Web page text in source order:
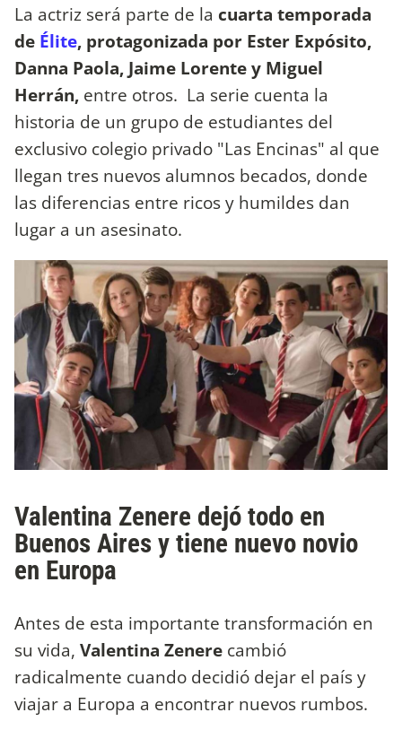
La actriz será parte de la cuarta temporada
de Élite, protagonizada por Ester Expósito,
Danna Paola, Jaime Lorente y Miguel
Herrán, entre otros. La serie cuenta la
historia de un grupo de estudiantes del
exclusivo colegio privado "Las Encinas" al que
llegan tres nuevos alumnos becados, donde
las diferencias entre ricos y humildes dan
lugar a un asesinato.
Valentina Zenere dejó todo en
Buenos Aires y tiene nuevo novio
en Europa
Antes de esta importante transformación en
su vida, Valentina Zenere cambió
radicalmente cuando decidió dejar el país y
viajar a Europa a encontrar nuevos rumbos.